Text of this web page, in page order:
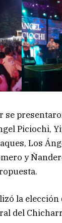
se
Piciochi,
Los
y
la elección
del